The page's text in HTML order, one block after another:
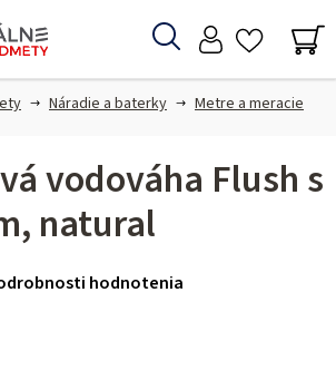
Hľadať
Náradie a baterky
Metre a meracie
vodováha Flush s
natural
hodnotenia